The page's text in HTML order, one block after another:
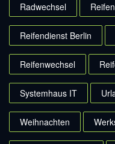
Radwechsel Reifen
Reifendienst Berlin
Reifenwechsel
Systemhaus IT
Weihnachten